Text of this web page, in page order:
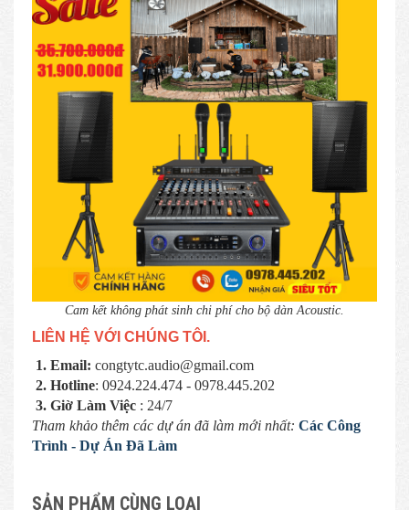
Cam kết không phát sinh chi phí cho bộ dàn Acoustic.
LIÊN HỆ VỚI CHÚNG TÔI.
1. Email: congtytc.audio@gmail.com
2. Hotline: 0924.224.474 - 0978.445.202
3. Giờ Làm Việc : 24/7
Tham khảo thêm các dự án đã làm mới nhất: Các Công
Trình - Dự Án Đã Làm
SẢN PHẨM CÙNG LOẠI